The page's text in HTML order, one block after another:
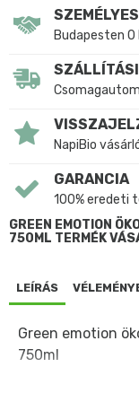
Budapesten 0
NapiBio
GARANCIA
100% eredeti
GREEN EMOTION
750ML TERMÉK
LEÍRÁS
Green emotion
750ml